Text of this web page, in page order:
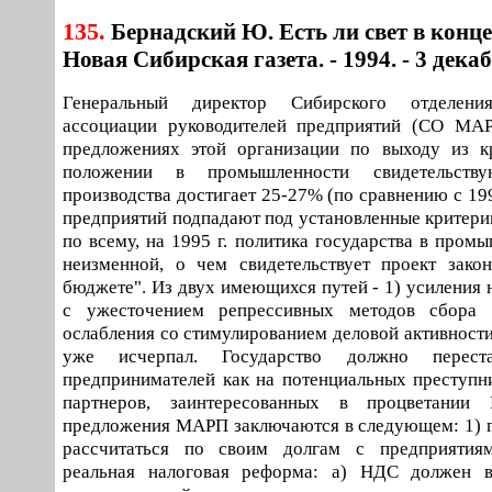
135. Бернадский Ю. Есть ли свет в
Новая Сибирская газета. - 1994. - 3
Генеральный директор Сибирского
ассоциации руководителей предприятий (СО
предложениях этой организации по выходу из
положении в промышленности
производства достигает 25-27% (по сравнению с
предприятий подпадают под установленные
по всему, на 1995 г. политика государства в
неизменной, о чем свидетельствует проект
бюджете". Из двух имеющихся путей - 1) усиления
с ужесточением репрессивных методов
ослабления со стимулированием деловой
уже исчерпал. Государство должно
предпринимателей как на потенциальных
партнеров, заинтересованных в
предложения МАРП заключаются в следующем: 1)
рассчитаться по своим долгам с
реальная налоговая реформа: а) НДС должен